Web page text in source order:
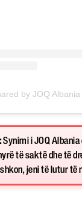
by JOQ
Synimi i JOQ Albania
të saktë dhe të
jeni të lutur të